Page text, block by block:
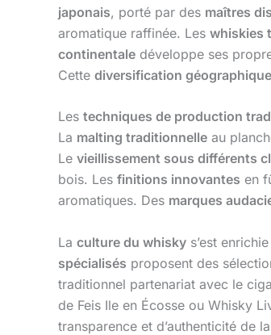
japonais, porté par des maîtres
aromatique raffinée. Les whiskies
continentale développe ses
Cette diversification géographique
Les techniques de production
La malting traditionnelle au
Le vieillissement sous différents
bois. Les finitions innovantes en
aromatiques. Des marques
La culture du whisky s’est
spécialisés proposent des
traditionnel partenariat avec le
de Feis Ile en Écosse ou Whisky
transparence et d’authenticité de